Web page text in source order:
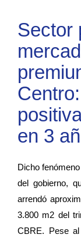
Sector
en 3
Dicho
del gobierno,
arrendó
3.800 m2 del
CBRE. Pese